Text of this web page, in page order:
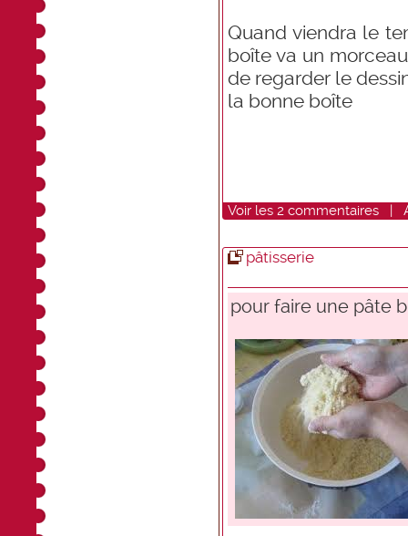
Quand viendra le
boîte va un
de regarder le
la bonne boîte
Voir les 2 commentaires |
pâtisserie
pour faire une pâte